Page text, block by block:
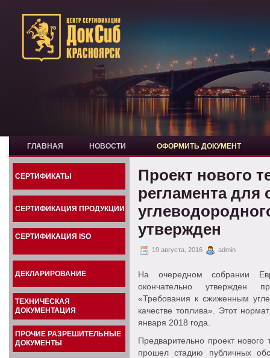
ГЛАВНАЯ НОВОСТИ ОФОРМИТЬ ДОКУМЕНТ
СЕРТИФИКАТЫ
СЕРТИФИКАЦИЯ ПРОДУКЦИИ
СЕРТИФИКАЦИЯ ISO
ДЕКЛАРИРОВАНИЕ
ТЕХНИЧЕСКАЯ
ДОКУМЕНТАЦИЯ
ПРОЧИЕ РАЗРЕШИТЕЛЬНЫЕ
ДОКУМЕНТЫ
Проект нового
регламента для
утвержден
19 августа, 2016 admin
На очередном собрании
окончательно утвержден
«Требования к сжиженным
качестве топлива». Этот
января 2018 года.
Предварительно проект нового
прошел стадию публичных